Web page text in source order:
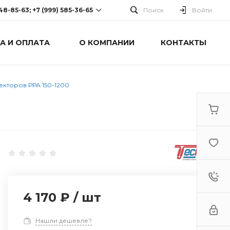
85-63; +7 (999) 585-36-65
63; +7 (999) 585-36-65
Поиск Войти
И ОПЛАТА О КОМПАНИИ КОНТАКТЫ
РРА 150-1200
4 170 ₽ / шт
Нашли дешевле?